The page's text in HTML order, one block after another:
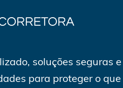
soluções seguras e
para proteger o que